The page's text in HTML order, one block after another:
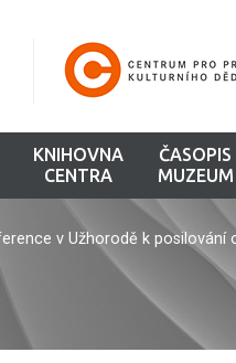
KNIHOVNA
CENTRA
ČASOPIS
MUZEUM
v Užhorodě k posilování